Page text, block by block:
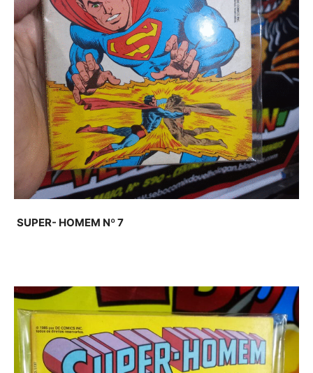
SUPER- HOMEM Nº 7